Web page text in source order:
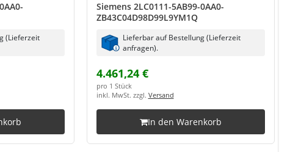
(Lieferzeit
Siemens 2LC0111-5AB99-0AA0-
ZB43C04D98D99L9YM1Q
Lieferbar auf Bestellung (Lieferzeit
anfragen).
4.461,24 €
pro 1 Stück
inkl. MwSt. zzgl. Versand
In den Warenkorb